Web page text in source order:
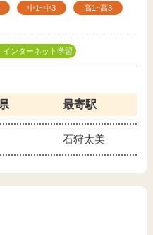
中1~中3
高1~高3
インターネット学習
最寄駅
石狩太美